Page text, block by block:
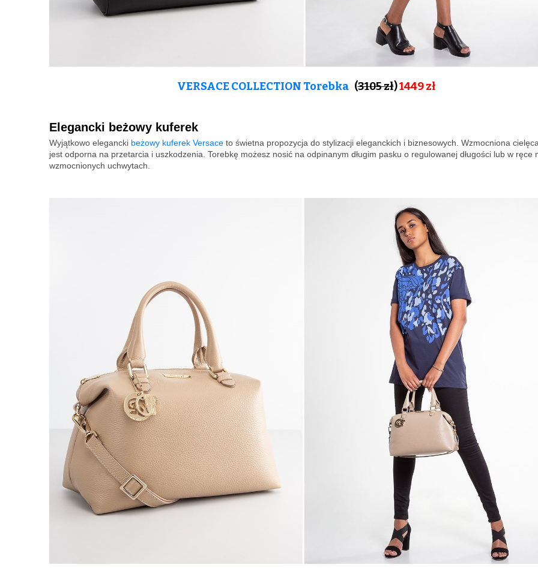
VERSACE COLLECTION Torebka (3105 zł)1449 zł
Elegancki beżowy kuferek
Wyjątkowo elegancki beżowy kuferek Versace to świetna propozycja do stylizacji eleganckich i biznesowych. Wzmocniona
jest odporna na przetarcia i uszkodzenia. Torebkę możesz nosić na odpinanym długim pasku o regulowanej długości lub w ręce
wzmocnionych uchwytach.